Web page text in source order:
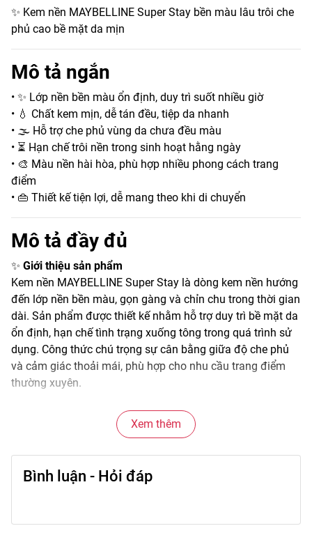
✨ Kem nền MAYBELLINE Super Stay bền màu lâu trôi che
phủ cao bề mặt da mịn
Mô tả ngắn
• ✨ Lớp nền bền màu ổn định, duy trì suốt nhiều giờ
• 💧 Chất kem mịn, dễ tán đều, tiệp da nhanh
• 🌫️ Hỗ trợ che phủ vùng da chưa đều màu
• ⏳ Hạn chế trôi nền trong sinh hoạt hằng ngày
• 🎨 Màu nền hài hòa, phù hợp nhiều phong cách trang
điểm
• 👜 Thiết kế tiện lợi, dễ mang theo khi di chuyển
Mô tả đầy đủ
✨ Giới thiệu sản phẩm
Kem nền MAYBELLINE Super Stay là dòng kem nền hướng
đến lớp nền bền màu, gọn gàng và chỉn chu trong thời gian
dài. Sản phẩm được thiết kế nhằm hỗ trợ duy trì bề mặt da
ổn định, hạn chế tình trạng xuống tông trong quá trình sử
dụng. Công thức chú trọng sự cân bằng giữa độ che phủ
và cảm giác thoải mái, phù hợp cho nhu cầu trang điểm
thường xuyên.
Kết cấu kem mịn, không quá đặc, dễ tán và nhanh tiệp vào
giúp lớp nền duy trì vẻ ngoài chỉn chu trong nhiều điều kiện
Xem thêm
Bình luận - Hỏi đáp